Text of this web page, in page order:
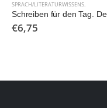
SPRACH/LITERATURWISSENS.
€6,75